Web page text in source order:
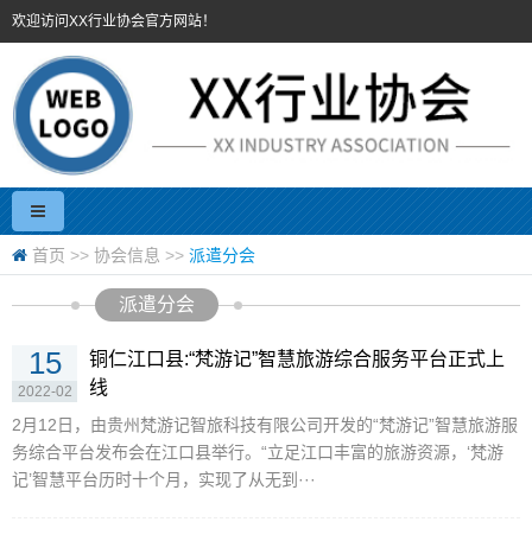
欢迎访问XX行业协会官方网站！
首页 >> 协会信息 >> 派遣分会
派遣分会
15
2022-02
铜仁江口县:“梵游记”智慧旅游综合服务平台正式上
线
2月12日，由贵州梵游记智旅科技有限公司开发的“梵游记”智慧旅游服
务综合平台发布会在江口县举行。“立足江口丰富的旅游资源，‘梵游
记’智慧平台历时十个月，实现了从无到···